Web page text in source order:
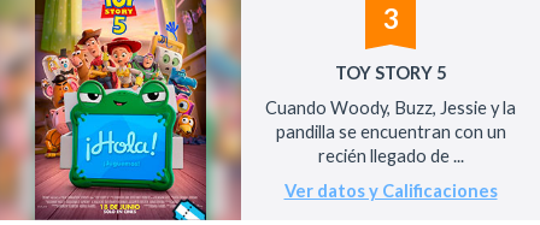
3
TOY STORY 5
Cuando Woody, Buzz, Jessie y la
pandilla se encuentran con un
recién llegado de ...
Ver datos y Calificaciones